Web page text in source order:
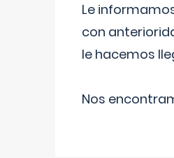
Le
con
le hacemos
Nos